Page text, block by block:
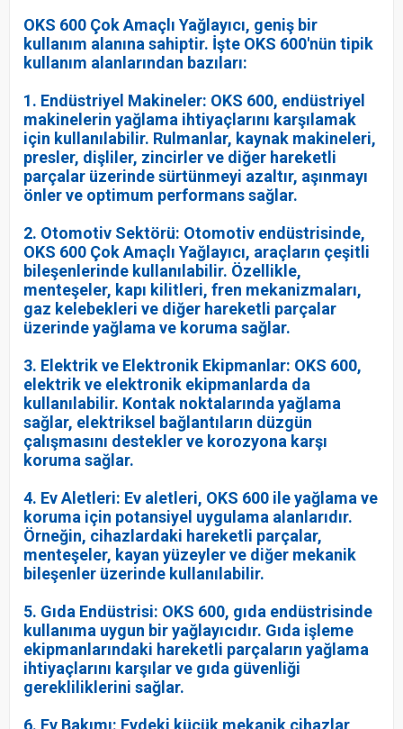
OKS 600 Çok Amaçlı Yağlayıcı, geniş bir
kullanım alanına sahiptir. İşte OKS 600'nün tipik
kullanım alanlarından bazıları:
1. Endüstriyel Makineler: OKS 600, endüstriyel
makinelerin yağlama ihtiyaçlarını karşılamak
için kullanılabilir. Rulmanlar, kaynak makineleri,
presler, dişliler, zincirler ve diğer hareketli
parçalar üzerinde sürtünmeyi azaltır, aşınmayı
önler ve optimum performans sağlar.
2. Otomotiv Sektörü: Otomotiv endüstrisinde,
OKS 600 Çok Amaçlı Yağlayıcı, araçların çeşitli
bileşenlerinde kullanılabilir. Özellikle,
menteşeler, kapı kilitleri, fren mekanizmaları,
gaz kelebekleri ve diğer hareketli parçalar
üzerinde yağlama ve koruma sağlar.
3. Elektrik ve Elektronik Ekipmanlar: OKS 600,
elektrik ve elektronik ekipmanlarda da
kullanılabilir. Kontak noktalarında yağlama
sağlar, elektriksel bağlantıların düzgün
çalışmasını destekler ve korozyona karşı
koruma sağlar.
4. Ev Aletleri: Ev aletleri, OKS 600 ile yağlama ve
koruma için potansiyel uygulama alanlarıdır.
Örneğin, cihazlardaki hareketli parçalar,
menteşeler, kayan yüzeyler ve diğer mekanik
bileşenler üzerinde kullanılabilir.
5. Gıda Endüstrisi: OKS 600, gıda endüstrisinde
kullanıma uygun bir yağlayıcıdır. Gıda işleme
ekipmanlarındaki hareketli parçaların yağlama
ihtiyaçlarını karşılar ve gıda güvenliği
gerekliliklerini sağlar.